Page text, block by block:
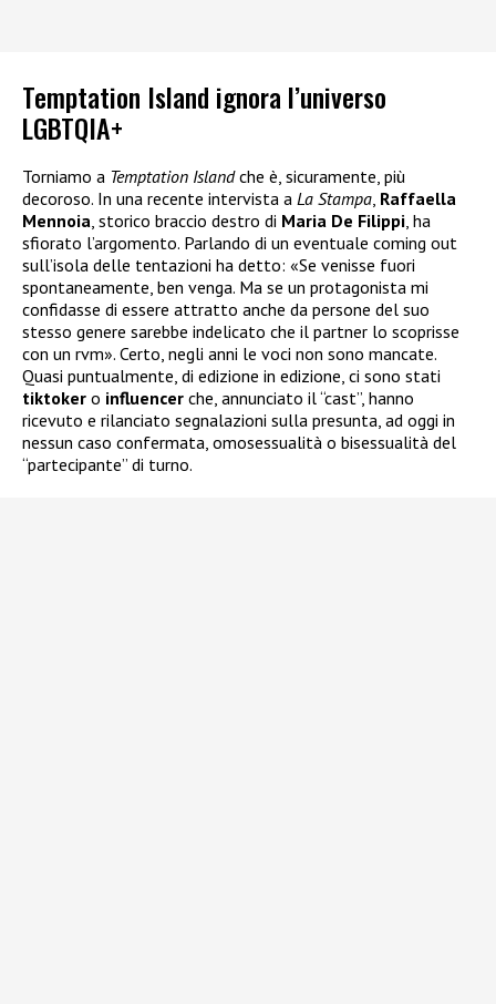
Temptation Island ignora l’universo
LGBTQIA+
Torniamo a Temptation Islandche è, sicuramente, più
decoroso. In una recente intervista a La Stampa, Raffaella
Mennoia, storico braccio destro di Maria De Filippi, ha
sfiorato l’argomento. Parlando di un eventuale coming out
sull’isola delle tentazioni ha detto: «Se venisse fuori
spontaneamente, ben venga. Ma se un protagonista mi
confidasse di essere attratto anche da persone del suo
stesso genere sarebbe indelicato che il partner lo scoprisse
con un rvm». Certo, negli anni le voci non sono mancate.
Quasi puntualmente, di edizione in edizione, ci sono stati
tiktoker o influencer che, annunciato il “cast”, hanno
ricevuto e rilanciato segnalazioni sulla presunta, ad oggi in
nessun caso confermata, omosessualità o bisessualità del
“partecipante” di turno.